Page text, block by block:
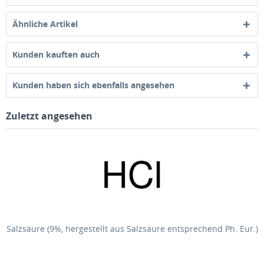
Ähnliche Artikel
Kunden kauften auch
Kunden haben sich ebenfalls angesehen
Zuletzt angesehen
Salzsäure (9%, hergestellt aus Salzsäure entsprechend Ph. Eur.)